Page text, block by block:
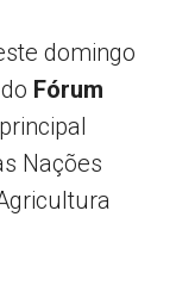
domingo
Fórum
principal
Nações